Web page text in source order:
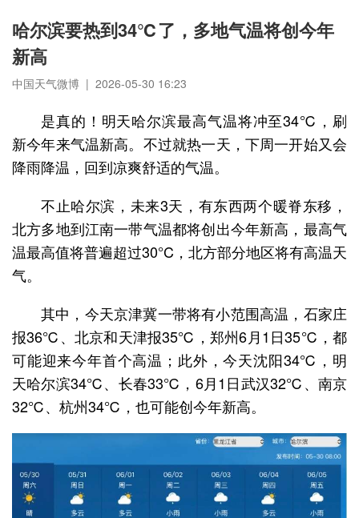
哈尔滨要热到34℃了，多地气温将创今年
新高
中国天气微博 | 2026-05-30 16:23
是真的！明天哈尔滨最高气温将冲至34℃，刷
新今年来气温新高。不过就热一天，下周一开始又会
降雨降温，回到凉爽舒适的气温。
不止哈尔滨，未来3天，有东西两个暖脊东移，
北方多地到江南一带气温都将创出今年新高，最高气
温最高值将普遍超过30°C，北方部分地区将有高温天
气。
其中，今天京津冀一带将有小范围高温，石家庄
报36℃、北京和天津报35℃，郑州6月1日35℃，都
可能迎来今年首个高温；此外，今天沈阳34℃，明
天哈尔滨34℃、长春33℃，6月1日武汉32℃、南京
32℃、杭州34℃，也可能创今年新高。